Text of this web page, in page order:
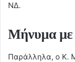
ΝΔ.
Μήνυμα με
Παράλληλα, ο Κ.